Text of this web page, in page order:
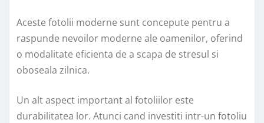
Aceste fotolii moderne sunt concepute pentru a
raspunde nevoilor moderne ale oamenilor, oferind
o modalitate eficienta de a scapa de stresul si
oboseala zilnica.
Un alt aspect important al fotoliilor este
durabilitatea lor. Atunci cand investiti intr-un fotoliu